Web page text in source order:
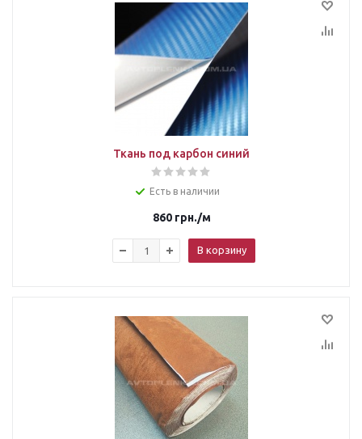
Ткань под карбон синий
Есть в наличии
860грн./м
В корзину